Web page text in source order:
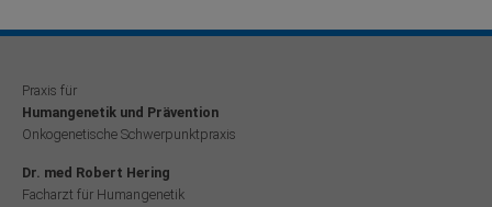
Praxis für
Humangenetik und Prävention
Onkogenetische Schwerpunktpraxis
Dr. med Robert Hering
Facharzt für Humangenetik